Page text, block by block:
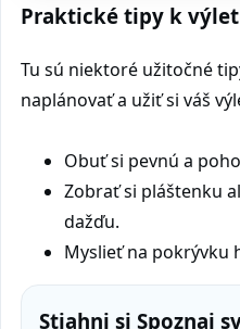
Praktické tipy k
Tu sú niektoré užitočné
naplánovať a užiť si váš
Obuť si pevnú a
Zobrať si pláštenku
dažďu.
Myslieť na pokrývku
Stiahni si Spoznaj